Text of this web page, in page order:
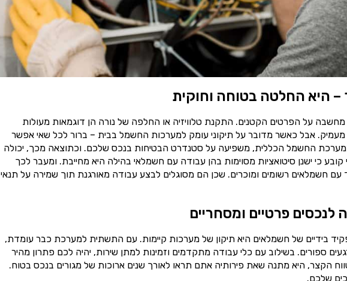
היא החלטה בטוחה וחוקית
מחשבה על הפרטים הקטנים. התקנת טלוויזיה או החלפה של נורה הן דוגמאות מעולות
אבל כאשר מדובר על תיקוני עומק למערכות החשמל בבית – ברור לכל שאי אפשר
החשמל הכללית, משפיעה על סטנדרט הבטיחות בנכס שלכם. וכתוצאה מכך, יכולה
כי ישנן סיטואציות מסוימות בהן עבודה עם חשמלאי בהילה היא מחייבת. ומעבר לכך
עם חשמלאים רשומים ומוכרים. שכן הם מסוגלים לבצע עבודה מאורגנת תוך שמירה על תנאי
פרטיים ומסחריים
בידיים של חשמלאים היא תיקון של מערכות קיימות. עם התשתית למערכת כבר עומדת,
ספורים. בשילוב עם כלי עבודה מתקדמים וזמינות למתן שירות, יהיה לכם פתרון מהיר
הקצר, היא מתנה שאת פירותיה אתם תראו לאורך שנים ארוכות של מגורים בנכס בטוח.
שלכם.